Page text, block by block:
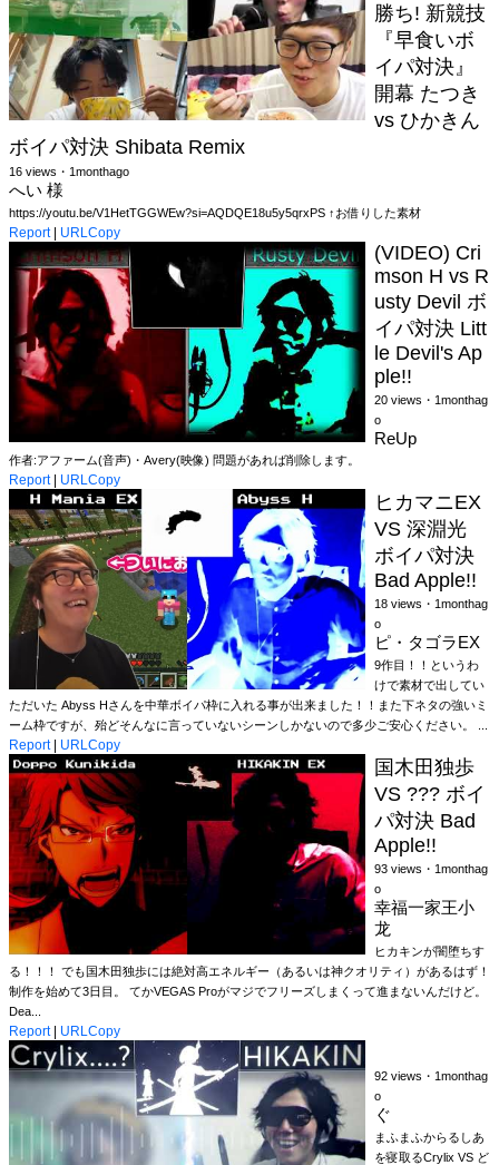
勝ち! 新競技
『早食いボ
イパ対決』
開幕 たつき
vs ひかきん
ボイパ対決 Shibata Remix
16 views・1monthago
へい 様
https://youtu.be/V1HetTGGWEw?si=AQDQE18u5y5qrxPS ↑お借りした素材
Report| URLCopy
(VIDEO) Cri
mson H vs R
usty Devil ボ
イパ対決 Litt
le Devil's Ap
ple!!
20 views・1monthag
o
ReUp
作者:アファーム(音声)・Avery(映像) 問題があれば削除します。
Report| URLCopy
ヒカマニEX
VS 深淵光
ボイパ対決
Bad Apple!!
18 views・1monthag
o
ピ・タゴラEX
9作目！！というわ
けで素材で出してい
ただいた Abyss Hさんを中華ボイパ枠に入れる事が出来ました！！また下ネタの強いミ
ーム枠ですが、殆どそんなに言っていないシーンしかないので多少ご安心ください。 ...
Report| URLCopy
国木田独歩
VS ??? ボイ
パ対決 Bad
Apple!!
93 views・1monthag
o
幸福一家王小
龙
ヒカキンが闇堕ちす
る！！！ でも国木田独歩には絶対高エネルギー（あるいは神クオリティ）があるはず！
制作を始めて3日目。 てかVEGAS Proがマジでフリーズしまくって進まないんだけど。
Dea...
Report| URLCopy
92 views・1monthag
o
ぐ
まふまふからるしあ
を寝取るCrylix VS ど